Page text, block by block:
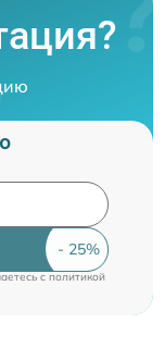
cполитикой